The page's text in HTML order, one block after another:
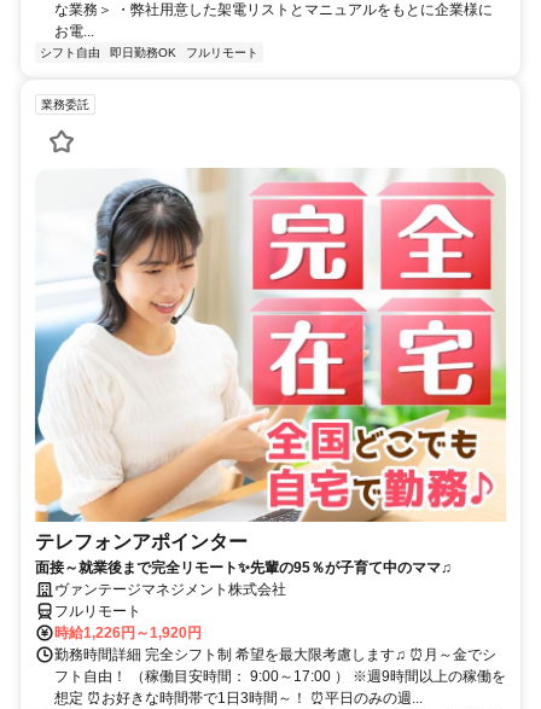
な業務＞ ・弊社用意した架電リストとマニュアルをもとに企業様に
お電...
シフト自由 即日勤務OK フルリモート
業務委託
テレフォンアポインター
面接～就業後まで完全リモート✨先輩の95％が子育て中のママ♫
ヴァンテージマネジメント株式会社
フルリモート
時給1,226円～1,920円
勤務時間詳細 完全シフト制 希望を最大限考慮します♫ ⏰月～金でシ
フト自由！ （稼働目安時間： 9:00～17:00 ） ※週9時間以上の稼働を
想定 ⏰お好きな時間帯で1日3時間～！ ⏰平日のみの週...